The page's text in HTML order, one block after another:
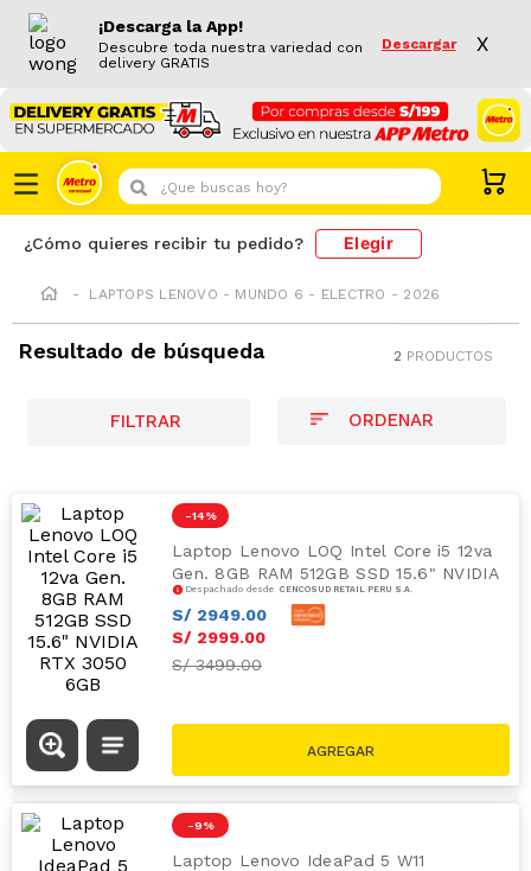
¡Descarga la App!
Descubre toda nuestra variedad con
delivery GRATIS
Descargar X
¿Que buscas hoy?
¿Cómo quieres recibir tu pedido? Elegir
LAPTOPS LENOVO - MUNDO 6 - ELECTRO - 2026
Resultado de búsqueda 2 PRODUCTOS
FILTRAR
-14 %
Laptop Lenovo LOQ Intel Core i5 12va
Gen. 8GB RAM 512GB SSD 15.6" NVIDIA
RTX 3050 6GB
Despachado desde CENCOSUD RETAIL PERÚ S.A.
S/ 2949.00
S/ 2999.00
S/3499.00
-9 %
Laptop Lenovo IdeaPad 5 W11